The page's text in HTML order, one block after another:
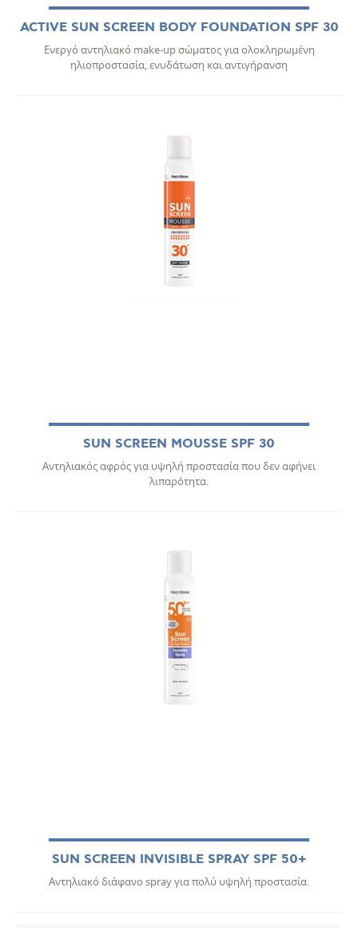
ACTIVE SUN SCREEN BODY FOUNDATION SPF 30
Ενεργό αντηλιακό make-up σώματος για ολοκληρωμένη
ηλιοπροστασία, ενυδάτωση και αντιγήρανση
SUN SCREEN MOUSSE SPF 30
Αντηλιακός αφρός για υψηλή προστασία που δεν αφήνει
λιπαρότητα.
SUN SCREEN INVISIBLE SPRAY SPF 50+
Αντηλιακό διάφανο spray για πολύ υψηλή προστασία.